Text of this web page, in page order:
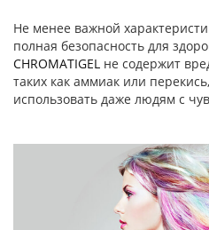
Не менее важной
полная безопасность для
CHROMATIGEL не содержит
таких как аммиак или
использовать даже людям с